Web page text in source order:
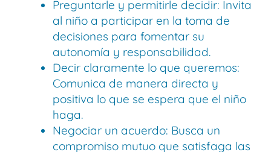
Preguntarle y permitirle decidir: Invita
al niño a participar en la toma de
decisiones para fomentar su
autonomía y responsabilidad.
Decir claramente lo que queremos:
Comunica de manera directa y
positiva lo que se espera que el niño
haga.
Negociar un acuerdo: Busca un
compromiso mutuo que satisfaga las